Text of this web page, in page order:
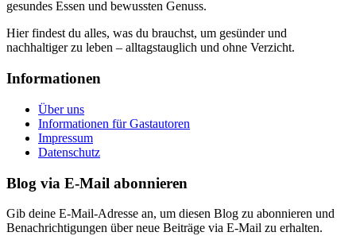
gesundes Essen und bewussten Genuss.
Hier findest du alles, was du brauchst, um gesünder und
nachhaltiger zu leben – alltagstauglich und ohne Verzicht.
Informationen
Über uns
Informationen für Gastautoren
Impressum
Datenschutz
Blog via E-Mail abonnieren
Gib deine E-Mail-Adresse an, um diesen Blog zu abonnieren und
Benachrichtigungen über neue Beiträge via E-Mail zu erhalten.